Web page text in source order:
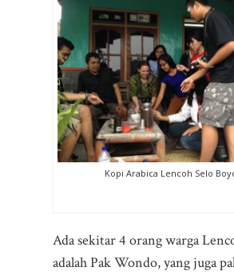
Kopi Arabica Lencoh Selo
Ada sekitar 4 orang warga
adalah Pak Wondo, yang juga